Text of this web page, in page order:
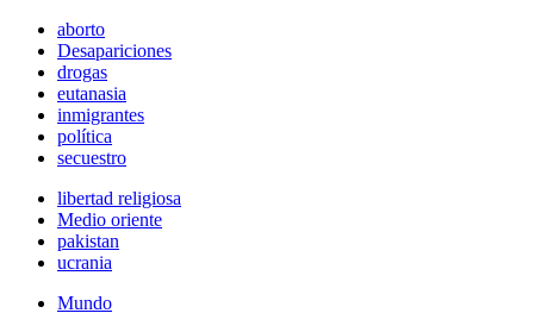
aborto
Desapariciones
drogas
eutanasia
inmigrantes
política
secuestro
libertad religiosa
Medio oriente
pakistan
ucrania
Mundo